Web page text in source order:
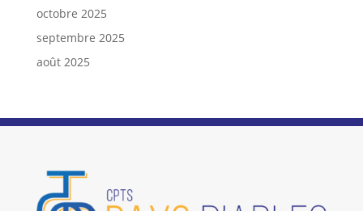
octobre 2025
septembre 2025
août 2025